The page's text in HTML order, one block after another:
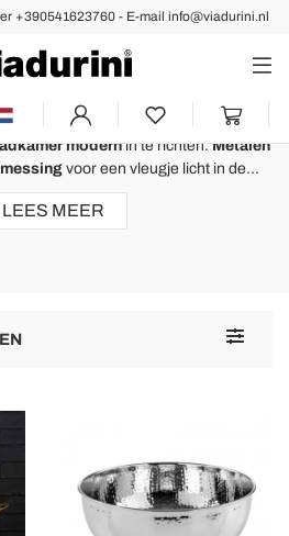
+390541623760 - E-mail info@viadurini.nl
Gemaakt van
Italiaans Design
modernin te richten.Metalen
messingvoor een vleugje licht in de...
LEES MEER
Toggle